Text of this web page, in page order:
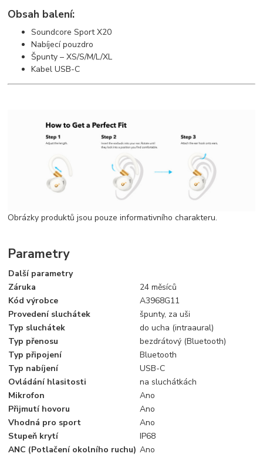
Obsah balení:
Soundcore Sport X20
Nabíjecí pouzdro
Špunty – XS/S/M/L/XL
Kabel USB-C
Obrázky produktů jsou pouze informativního charakteru.
Parametry
Další parametry
Záruka
24 měsíců
Kód výrobce
A3968G11
Provedení sluchátek
špunty, za uši
Typ sluchátek
do ucha (intraaural)
Typ přenosu
bezdrátový (Bluetooth)
Typ připojení
Bluetooth
Typ nabíjení
USB-C
Ovládání hlasitosti
na sluchátkách
Mikrofon
Ano
Přijmutí hovoru
Ano
Vhodná pro sport
Ano
Stupeň krytí
IP68
ANC (Potlačení okolního ruchu) Ano